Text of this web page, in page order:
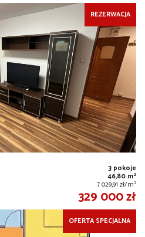
REZERWACJA
3 pokoje
46,80 m2
7 029,91 zł/m2
329 000 zł
OFERTA SPECJALNA